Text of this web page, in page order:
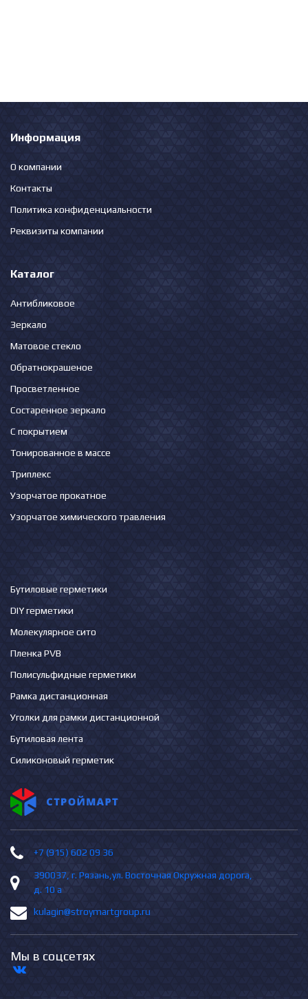
Информация
О компании
Контакты
Политика конфиденциальности
Реквизиты компании
Каталог
Антибликовое
Зеркало
Матовое стекло
Обратнокрашеное
Просветленное
Состаренное зеркало
С покрытием
Тонированное в массе
Триплекс
Узорчатое прокатное
Узорчатое химического травления
Бутиловые герметики
DIY герметики
Молекулярное сито
Пленка PVB
Полисульфидные герметики
Рамка дистанционная
Уголки для рамки дистанционной
Бутиловая лента
Силиконовый герметик
+7 (915) 602 09 36
390037, г. Рязань,ул. Восточная Окружная дорога,
д. 10 а
kulagin@stroymartgroup.ru
Мы в соцсетях